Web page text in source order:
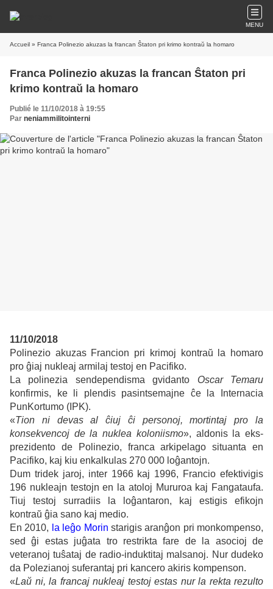
MENU
Accueil » Franca Polinezio akuzas la francan Ŝtaton pri krimo kontraŭ la homaro
Franca Polinezio akuzas la francan Ŝtaton pri
krimo kontraŭ la homaro
Publié le 11/10/2018 à 19:55
Par neniammilitointerni
11/10/2018
Polinezio akuzas Francion pri krimoj kontraŭ la homaro
pro ĝiaj nukleaj armilaj testoj en Pacifiko.
La polinezia sendependisma gvidanto Oscar Temaru
konfirmis, ke li plendis pasintsemajne ĉe la Internacia
PunKortumo (IPK).
«Tion ni devas al ĉiuj ĉi personoj, mortintaj pro la
konsekvencoj de la nuklea koloniismo», aldonis la eks-
prezidento de Polinezio, franca arkipelago situanta en
Pacifiko, kaj kiu enkalkulas 270 000 loĝantojn.
Dum tridek jaroj, inter 1966 kaj 1996, Francio efektivigis
196 nukleajn testojn en la atoloj Mururoa kaj Fangataufa.
Tiuj testoj surradiis la loĝantaron, kaj estigis efikojn
kontraŭ ĝia sano kaj medio.
En 2010, la leĝo Morin starigis aranĝon pri monkompenso,
sed ĝi estas juĝata tro restrikta fare de la asocioj de
veteranoj tuŝataj de radio-induktitaj malsanoj. Nur dudeko
da Polezianoj suferantaj pri kancero akiris kompenson.
«Laŭ ni, la francaj nukleaj testoj estas nur la rekta rezulto